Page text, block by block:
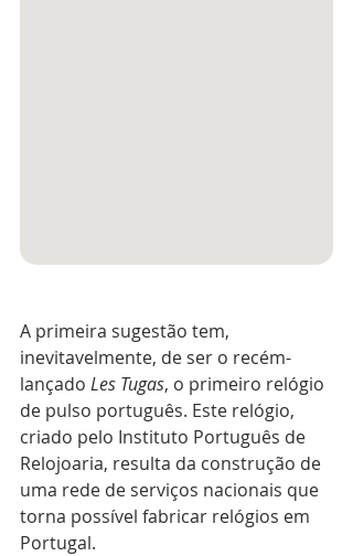
A primeira sugestão tem,
inevitavelmente, de ser o recém-
lançado Les Tugas, o primeiro relógio
de pulso português. Este relógio,
criado pelo Instituto Português de
Relojoaria, resulta da construção de
uma rede de serviços nacionais que
torna possível fabricar relógios em
Portugal.